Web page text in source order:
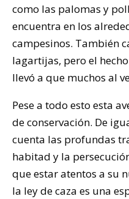
como las palomas y
encuentra en los
campesinos. También
lagartijas, pero el
llevó a que muchos al
Pese a todo esto esta
de conservación. De
cuenta las profundas
habitad y la
que estar atentos a su
la ley de caza es una